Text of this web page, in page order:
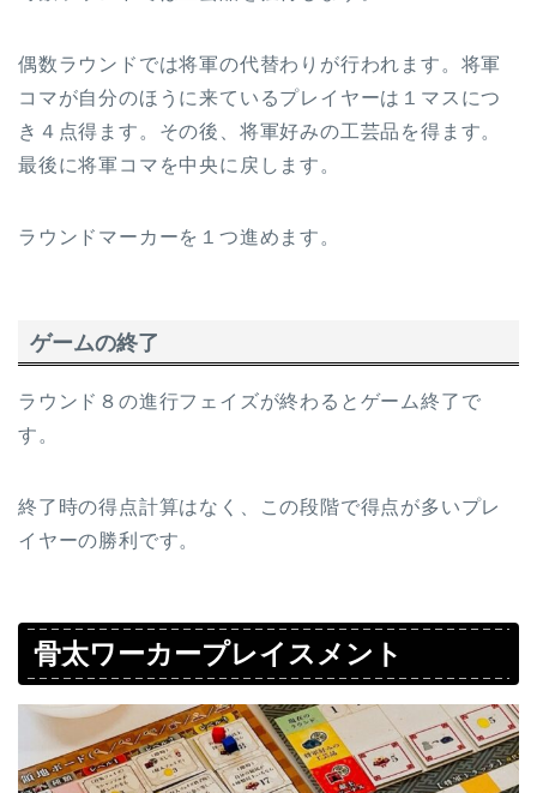
偶数ラウンドでは将軍の代替わりが行われます。将軍
コマが自分のほうに来ているプレイヤーは１マスにつ
き４点得ます。その後、将軍好みの工芸品を得ます。
最後に将軍コマを中央に戻します。
ラウンドマーカーを１つ進めます。
ゲームの終了
ラウンド８の進行フェイズが終わるとゲーム終了で
す。
終了時の得点計算はなく、この段階で得点が多いプレ
イヤーの勝利です。
骨太ワーカープレイスメント